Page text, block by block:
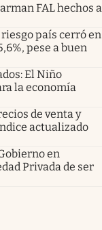
FAL hechos a
riesgo país cerró en
pese a buen
El Niño
la economía
de venta y
actualizado
en
Privada de ser